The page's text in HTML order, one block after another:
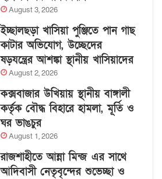
August 3, 2026
ইচ্ছালছড়া খাসিয়া পুঞ্জিতে পান গাছ
কাটার অভিযোগ, উচ্ছেদের
ষড়যন্ত্রের আশঙ্কা স্থানীয় খাসিয়াদের
August 2, 2026
কক্সবাজার উখিয়ায় স্থানীয় বাঙ্গালী
কর্তৃক বৌদ্ধ বিহারে হামলা, মূর্তি ও
ঘর ভাঙচুর
August 1, 2026
রাজশাহীতে আন্না মিন্জ এর সাথে
আদিবাসী নেতৃবৃন্দের শুভেচ্ছা ও